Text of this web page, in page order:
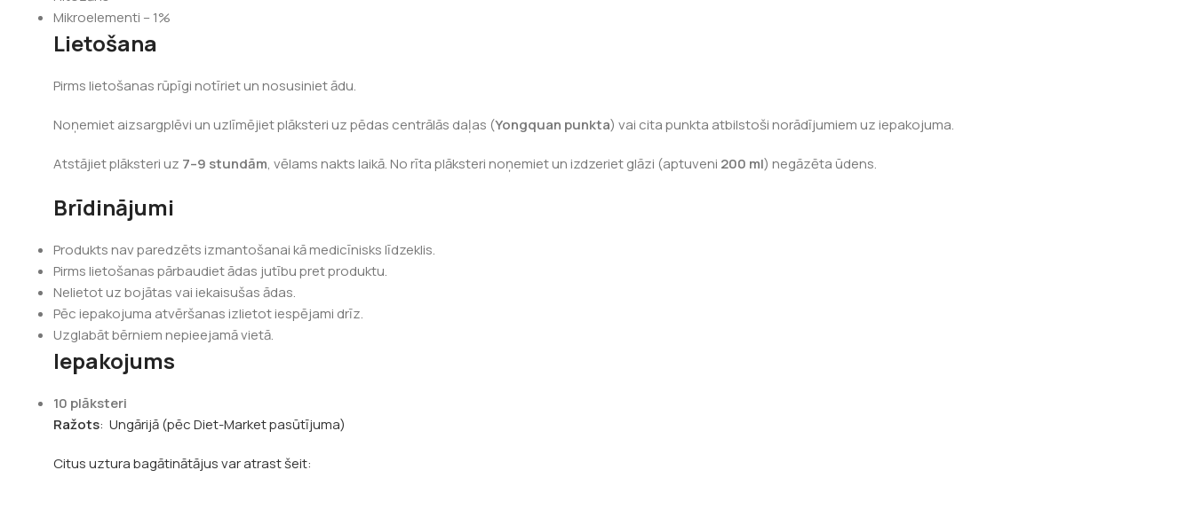
Mikroelementi – 1%
Lietošana
Pirms lietošanas rūpīgi notīriet un nosusiniet ādu.
Noņemiet aizsargplēvi un uzlīmējiet plāksteri uz pēdas centrālās daļas (Yongquan punkta) vai cita punkta atbilstoši norādījumiem uz iepakojuma.
Atstājiet plāksteri uz 7–9 stundām, vēlams nakts laikā. No rīta plāksteri noņemiet un izdzeriet glāzi (aptuveni 200 ml) negāzēta ūdens.
Brīdinājumi
Produkts nav paredzēts izmantošanai kā medicīnisks līdzeklis.
Pirms lietošanas pārbaudiet ādas jutību pret produktu.
Nelietot uz bojātas vai iekaisušas ādas.
Pēc iepakojuma atvēršanas izlietot iespējami drīz.
Uzglabāt bērniem nepieejamā vietā.
Iepakojums
10 plāksteri
Ražots: Ungārijā (pēc Diet-Market pasūtījuma)
Citus uztura bagātinātājus var atrast šeit: